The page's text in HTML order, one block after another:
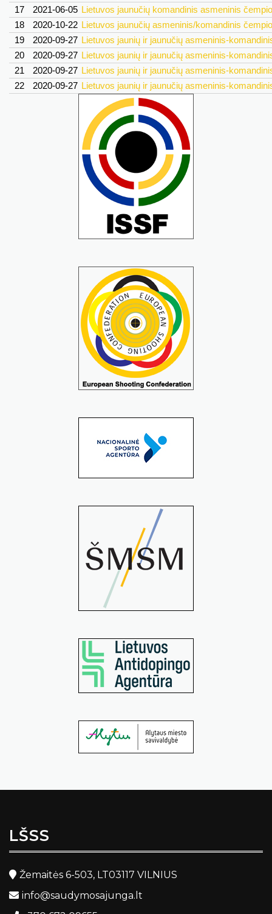
17
2021-06-05 Lietuvos jaunučių komandinis asmeninis
18
2020-10-22 Lietuvos jaunučių asmeninis/komandinis
19
2020-09-27 Lietuvos jaunių ir jaunučių asmeninis-
20
2020-09-27 Lietuvos jaunių ir jaunučių asmeninis-
21
2020-09-27 Lietuvos jaunių ir jaunučių asmeninis-
22
2020-09-27 Lietuvos jaunių ir jaunučių asmeninis-
LŠSS
Žemaitės 6-503, LT03117 VILNIUS
info@saudymosajunga.lt